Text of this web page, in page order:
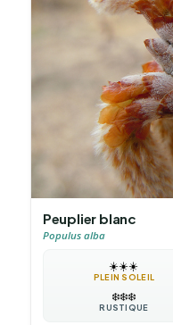
Peuplier blanc
Populus alba
☀️☀️☀️
PLEIN SOLEIL
❄️❄️❄️
RUSTIQUE